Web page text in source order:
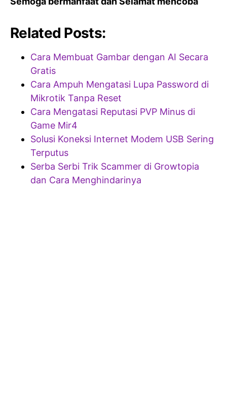
Related Posts:
Cara Membuat Gambar dengan AI Secara
Gratis
Cara Ampuh Mengatasi Lupa Password di
Mikrotik Tanpa Reset
Cara Mengatasi Reputasi PVP Minus di
Game Mir4
Solusi Koneksi Internet Modem USB Sering
Terputus
Serba Serbi Trik Scammer di Growtopia
dan Cara Menghindarinya